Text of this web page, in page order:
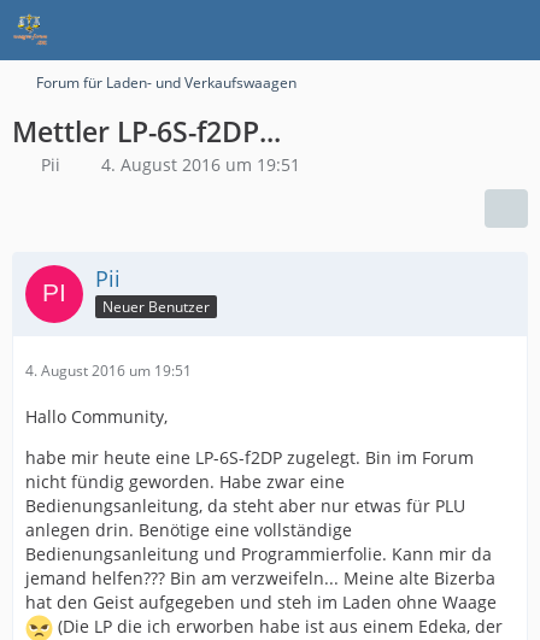
Forum für Laden- und Verkaufswaagen
Mettler LP-6S-f2DP...
Pii 4. August 2016 um 19:51
Pii
Neuer Benutzer
4. August 2016 um 19:51
Hallo Community,
habe mir heute eine LP-6S-f2DP zugelegt. Bin im Forum
nicht fündig geworden. Habe zwar eine
Bedienungsanleitung, da steht aber nur etwas für PLU
anlegen drin. Benötige eine vollständige
Bedienungsanleitung und Programmierfolie. Kann mir da
jemand helfen??? Bin am verzweifeln... Meine alte Bizerba
hat den Geist aufgegeben und steh im Laden ohne Waage
(Die LP die ich erworben habe ist aus einem Edeka, der